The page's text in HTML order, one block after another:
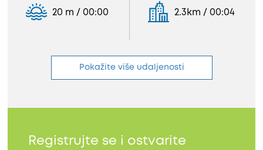
20 m / 00:00 2.3km / 00:04
Pokažite više udaljenosti
Registrujte se i ostvarite